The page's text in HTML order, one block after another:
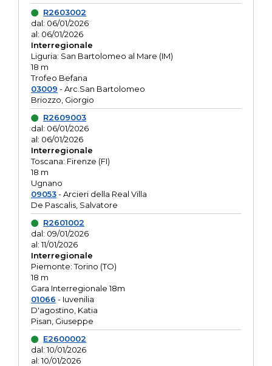
R2603002
dal: 06/01/2026
al: 06/01/2026
Interregionale
Liguria: San Bartolomeo al Mare (IM)
18 m
Trofeo Befana
03009 - Arc.San Bartolomeo
Briozzo, Giorgio
R2609003
dal: 06/01/2026
al: 06/01/2026
Interregionale
Toscana: Firenze (FI)
18 m
Ugnano
09053- Arcieri della Real Villa
De Pascalis, Salvatore
R2601002
dal: 09/01/2026
al: 11/01/2026
Interregionale
Piemonte: Torino (TO)
18 m
Gara Interregionale 18m
01066 - Iuvenilia
D'agostino, Katia
Pisan, Giuseppe
E2600002
dal: 10/01/2026
al: 10/01/2026